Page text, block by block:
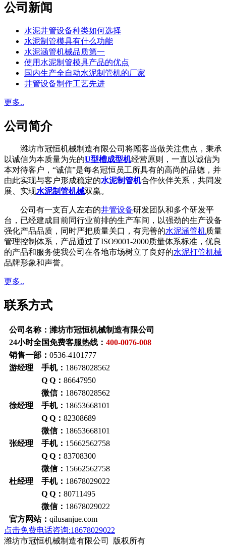
公司新闻
水泥井管设备种类如何选择
水泥制管模具有什么功能
水泥涵管机械品质第一
使用水泥制管模具产品的优点
国内生产全自动水泥制管机的厂家
井管设备制作工艺先进
更多..
公司简介
潍坊市冠恒机械制造有限公司将顾客当做关注焦点，秉承
以诚信为本质量为先的U型槽成型机经营原则，一直以诚信为
本对待客户，“诚信”是每名冠恒员工所具有的高尚的品德，并
由此实现与客户形成稳定的水泥制管机合作伙伴关系，共同发
展、实现水泥制管机械双赢。
公司有一支百人左右的井管设备研发团队和多个研发平
台，已经建成目前同行业前排的生产车间，以强劲的生产设备
强化产品品质，同时严把质量关口，有完善的水泥涵管机质量
管理控制体系，产品通过了ISO9001-2000质量体系标准，优良
的产品和服务使我公司在各地市场树立了良好的水泥打管机械
品牌形象和声誉。
更多..
联系方式
公司名称：潍坊市冠恒机械制造有限公司
24小时全国免费客服热线： 400-0076-008
销售一部： 0536-4101777
游经理 手机： 18678028562
Q Q： 86647950
微信： 18678028562
徐经理 手机： 18653668101
Q Q： 82308689
微信： 18653668101
张经理 手机： 15662562758
Q Q： 83708300
微信： 15662562758
杜经理 手机： 18678029022
Q Q： 80711495
微信： 18678029022
官方网站： qilusanjue.com
点击免费电话咨询:18678029022
潍坊市冠恒机械制造有限公司 版权所有